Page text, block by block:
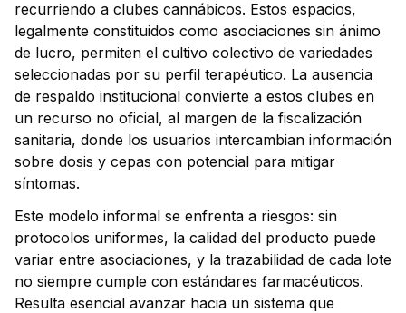
recurriendo a clubes cannábicos. Estos espacios,
legalmente constituidos como asociaciones sin ánimo
de lucro, permiten el cultivo colectivo de variedades
seleccionadas por su perfil terapéutico. La ausencia
de respaldo institucional convierte a estos clubes en
un recurso no oficial, al margen de la fiscalización
sanitaria, donde los usuarios intercambian información
sobre dosis y cepas con potencial para mitigar
síntomas.
Este modelo informal se enfrenta a riesgos: sin
protocolos uniformes, la calidad del producto puede
variar entre asociaciones, y la trazabilidad de cada lote
no siempre cumple con estándares farmacéuticos.
Resulta esencial avanzar hacia un sistema que